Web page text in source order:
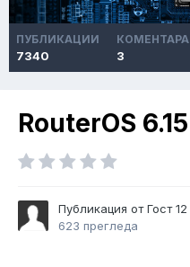
ПУБЛИКАЦИИ
7340
КОМЕНТАРА
3
RouterOS
Публикация от Гост
623 прегледа